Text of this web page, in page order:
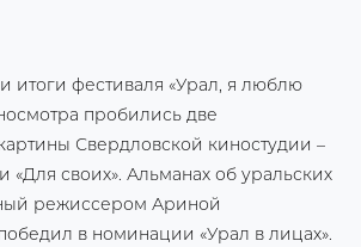
итоги фестиваля «Урал, я люблю
пробились две
Свердловской киностудии –
«Для своих». Альманах об уральских
режиссером Ариной
в номинации «Урал в лицах».